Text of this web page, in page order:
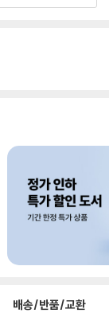
배송/반품/교환